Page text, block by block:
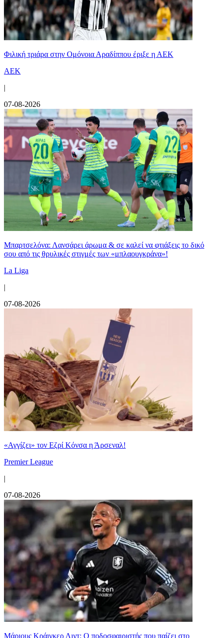
Φιλική τριάρα στην Ομόνοια Αραδίππου έριξε η ΑΕΚ
ΑΕΚ
|
07-08-2026
Μπαρτσελόνα: Λανσάρει άρωμα & σε καλεί να φτιάξεις το δικό
σου από τις θρυλικές στιγμές των «μπλαουγκράνα»!
La Liga
|
07-08-2026
«Αγγίζει» τον Εζρί Κόνσα η Άρσεναλ!
Premier League
|
07-08-2026
Μάριους Κράιγκερ Λιντ: Ο ποδοσφαιριστής που παίζει στο